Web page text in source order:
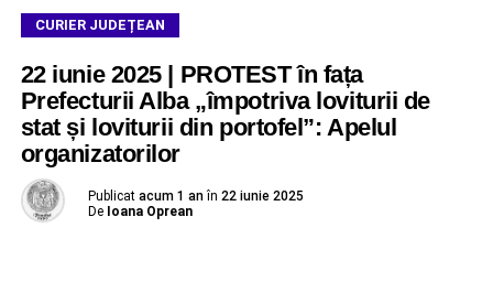
CURIER JUDEȚEAN
22 iunie 2025 | PROTEST în fața
Prefecturii Alba „împotriva loviturii de
stat și loviturii din portofel”: Apelul
organizatorilor
Publicat acum 1 an în 22 iunie 2025
De Ioana Oprean